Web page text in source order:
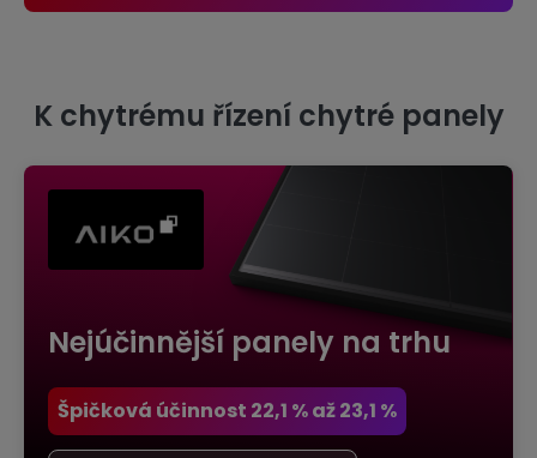
K chytrému řízení chytré panely
Nejúčinnější panely na trhu
Špičková účinnost 22,1 % až 23,1 %